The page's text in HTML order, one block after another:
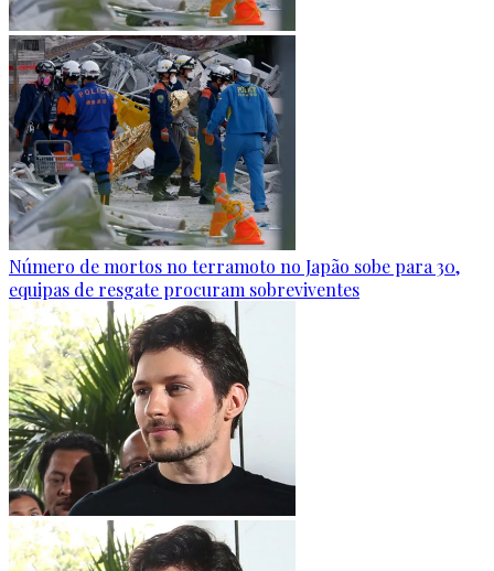
Número de mortos no terramoto no Japão sobe para 30,
equipas de resgate procuram sobreviventes